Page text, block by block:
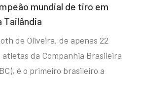
mundial de tiro em
Tailândia
de Oliveira, de apenas 22
da Companhia Brasileira
é o primeiro brasileiro a